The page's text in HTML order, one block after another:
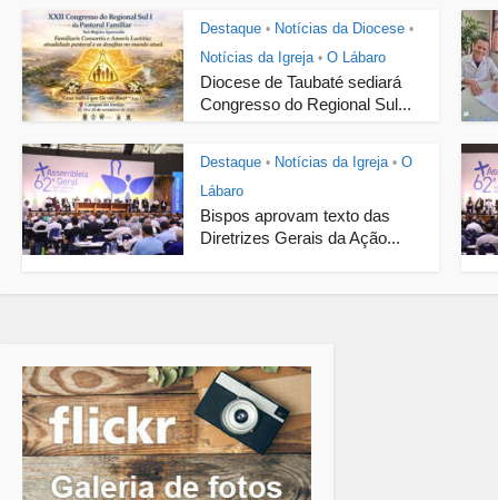
Destaque • Notícias da Diocese •
Notícias da Igreja • O Lábaro
Diocese de Taubaté sediará
Congresso do Regional Sul...
Destaque • Notícias da Igreja • O
Lábaro
Bispos aprovam texto das
Diretrizes Gerais da Ação...